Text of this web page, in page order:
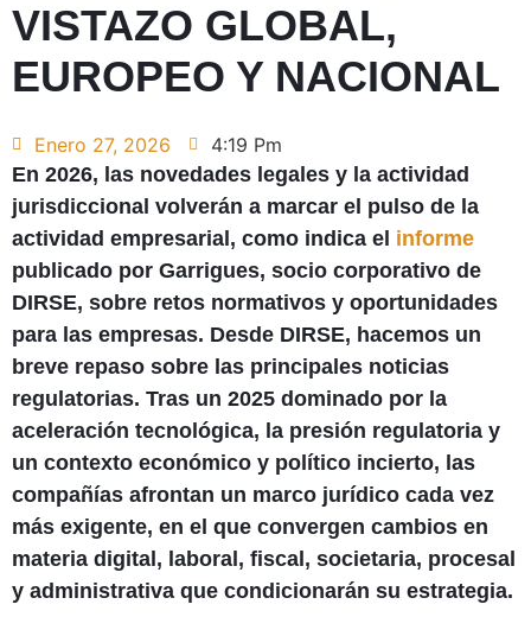
VISTAZO GLOBAL,
EUROPEO Y NACIONAL
Enero 27, 2026
4:19 Pm
En 2026, las novedades legales y la actividad
jurisdiccional volverán a marcar el pulso de la
actividad empresarial, como indica el informe
publicado por Garrigues, socio corporativo de
DIRSE, sobre retos normativos y oportunidades
para las empresas. Desde DIRSE, hacemos un
breve repaso sobre las principales noticias
regulatorias. Tras un 2025 dominado por la
aceleración tecnológica, la presión regulatoria y
un contexto económico y político incierto, las
compañías afrontan un marco jurídico cada vez
más exigente, en el que convergen cambios en
materia digital, laboral, fiscal, societaria, procesal
y administrativa que condicionarán su estrategia.